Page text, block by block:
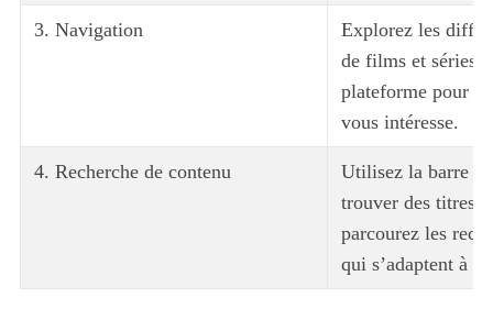
3. Navigation
Explorez les
de films et séries
plateforme pour
vous intéresse.
4. Recherche de contenu
Utilisez la barre
trouver des titres
parcourez les
qui s’adaptent à